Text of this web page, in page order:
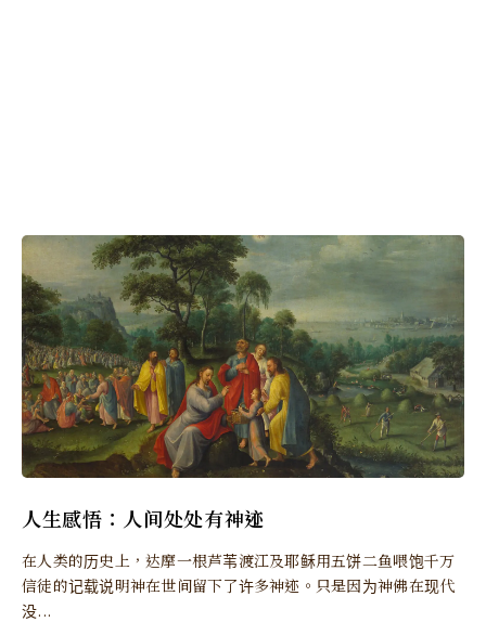
人生感悟：人间处处有神迹
在人类的历史上，达摩一根芦苇渡江及耶稣用五饼二鱼喂饱千万
信徒的记载说明神在世间留下了许多神迹。只是因为神佛在现代
没...